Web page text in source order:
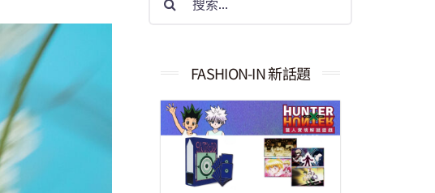
果：
FASHION-IN 新話題